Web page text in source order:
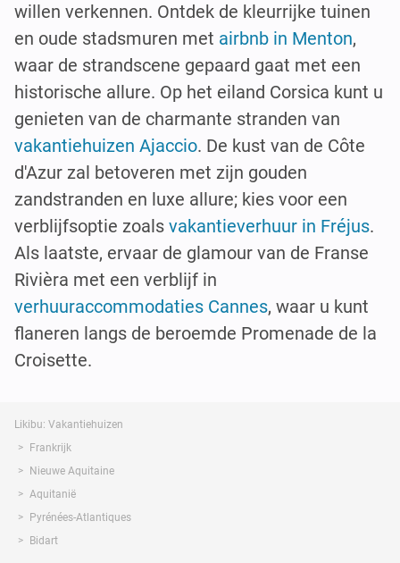
willen verkennen. Ontdek de kleurrijke tuinen
en oude stadsmuren met airbnb in Menton,
waar de strandscene gepaard gaat met een
historische allure. Op het eiland Corsica kunt u
genieten van de charmante stranden van
vakantiehuizen Ajaccio. De kust van de Côte
d'Azur zal betoveren met zijn gouden
zandstranden en luxe allure; kies voor een
verblijfsoptie zoals vakantieverhuur in Fréjus.
Als laatste, ervaar de glamour van de Franse
Rivièra met een verblijf in
verhuuraccommodaties Cannes, waar u kunt
flaneren langs de beroemde Promenade de la
Croisette.
Likibu: Vakantiehuizen
Frankrijk
Nieuwe Aquitaine
Aquitanië
Pyrénées-Atlantiques
Bidart